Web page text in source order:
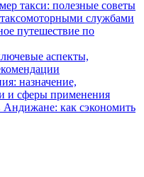
такси: полезные советы
службами
путешествие по
аспекты,
назначение,
и сферы применения
как сэкономить